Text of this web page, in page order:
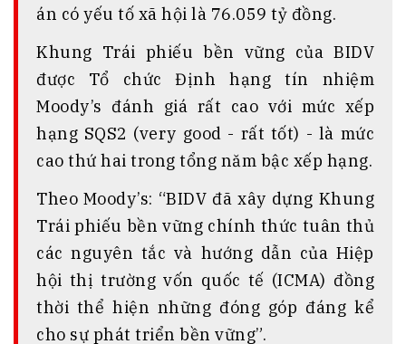
án có yếu tố xã hội là 76.059 tỷ đồng.
Khung Trái phiếu bền vững của BIDV
được Tổ chức Định hạng tín nhiệm
Moody’s đánh giá rất cao với mức xếp
hạng SQS2 (very good - rất tốt) - là mức
cao thứ hai trong tổng năm bậc xếp hạng.
Theo Moody’s: “BIDV đã xây dựng Khung
Trái phiếu bền vững chính thức tuân thủ
các nguyên tắc và hướng dẫn của Hiệp
hội thị trường vốn quốc tế (ICMA) đồng
thời thể hiện những đóng góp đáng kể
cho sự phát triển bền vững”.